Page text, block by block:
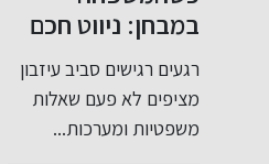
שלך בקלות
דירוג אשראי שלי: מה זה
ולמה הוא חשוב? דירוג
אשראי שלי...